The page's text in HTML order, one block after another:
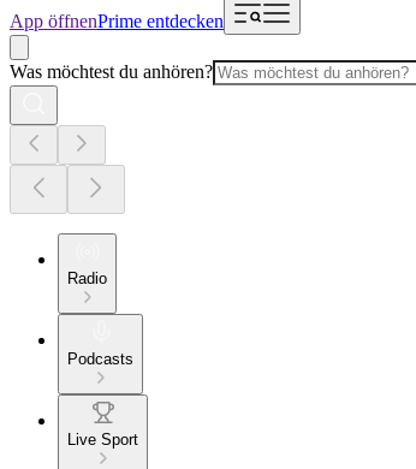
App öffnenPrime entdecken
Was möchtest du anhören?
Radio
Podcasts
Live Sport